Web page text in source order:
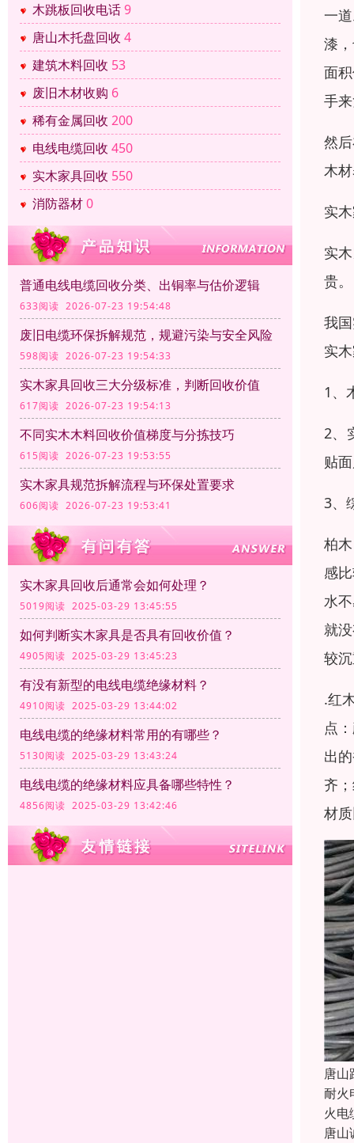
木跳板回收电话9
唐山木托盘回收 4
建筑木料回收 53
废旧木材收购 6
稀有金属回收 200
电线电缆回收 450
实木家具回收 550
消防器材0
普通电线电缆回收分类、出铜率与估价逻辑
633阅读 2026-07-23 19:54:48
废旧电缆环保拆解规范，规避污染与安全风险
598阅读 2026-07-23 19:54:33
实木家具回收三大分级标准，判断回收价值
617阅读 2026-07-23 19:54:13
不同实木木料回收价值梯度与分拣技巧
615阅读 2026-07-23 19:53:55
实木家具规范拆解流程与环保处置要求
606阅读 2026-07-23 19:53:41
实木家具回收后通常会如何处理？
5019阅读 2025-03-29 13:45:55
如何判断实木家具是否具有回收价值？
4905阅读 2025-03-29 13:45:23
有没有新型的电线电缆绝缘材料？
4910阅读 2025-03-29 13:44:02
电线电缆的绝缘材料常用的有哪些？
5130阅读 2025-03-29 13:43:24
电线电缆的绝缘材料应具备哪些特性？
4856阅读 2025-03-29 13:42:46
一
漆
面
手
然
木
实
实
贵。
我
实
1、
2、
贴
3、
柏
感
水
就
较
.红
点
出
齐
材
唐山
耐火
火电
唐山